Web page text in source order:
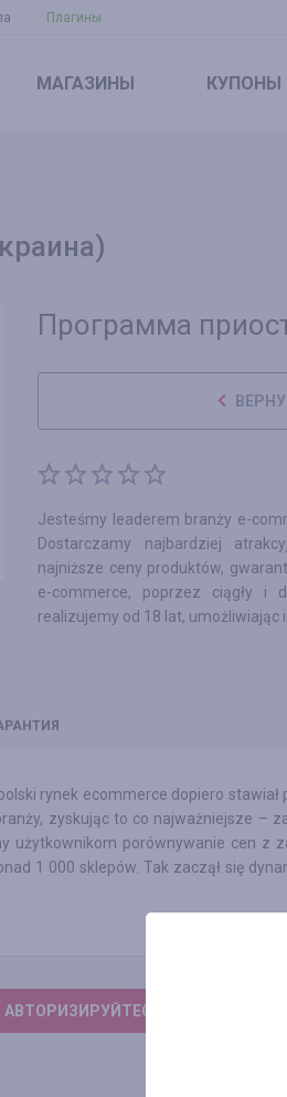
Плагины
МАГАЗИНЫ КУПОНЫ
Программа
Jesteśmy leaderem branży e-
Dostarczamy najbardziej
najniższe ceny produktów,
e-commerce, poprzez ciągły i
realizujemy od 18 lat, umożliwiając
rynek ecommerce dopiero
zyskując to co najważniejsze –
użytkownikom porównywanie cen z
1 000 sklepów. Tak zaczął się
АВТОРИЗИРУЙТЕСЬ, ЧТОБЫ